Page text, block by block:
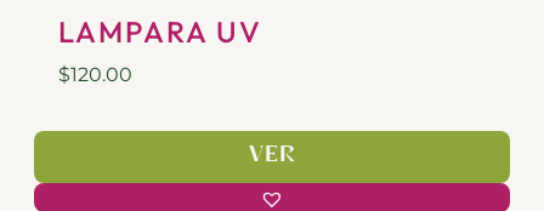
LAMPARA UV
$120.00
VER